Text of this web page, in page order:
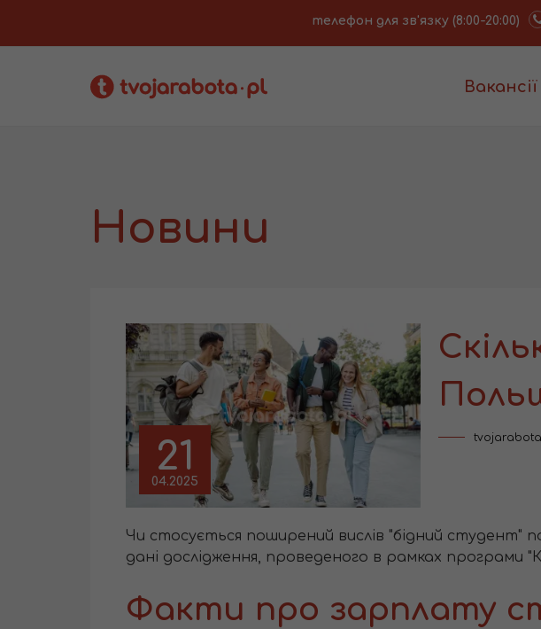
телефон для зв'язку (8:00-20:00)
Вакансії
Новини
21
04.2025
Чи стосується поширений вислів "бідний
дані дослідження, проведеного в рамках програми
Факти про зарплату